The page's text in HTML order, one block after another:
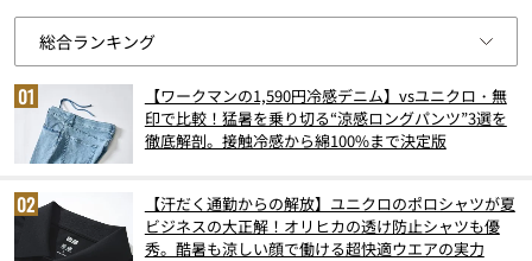
【ワークマンの1,590円冷感デニム】vsユニクロ・無
印で比較！猛暑を乗り切る“涼感ロングパンツ”3選を
徹底解剖。接触冷感から綿100%まで決定版
【汗だく通勤からの解放】ユニクロのポロシャツが夏
ビジネスの大正解！オリヒカの透け防止シャツも優
秀。酷暑も涼しい顔で働ける超快適ウエアの実力